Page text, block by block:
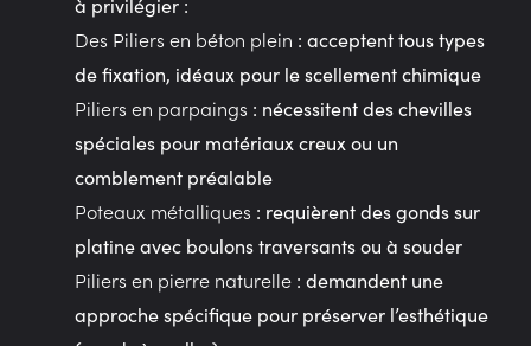
à privilégier :
Des Piliers en béton plein : acceptent tous types
de fixation, idéaux pour le scellement chimique
Piliers en parpaings : nécessitent des chevilles
spéciales pour matériaux creux ou un
comblement préalable
Poteaux métalliques : requièrent des gonds sur
platine avec boulons traversants ou à souder
Piliers en pierre naturelle: demandent une
approche spécifique pour préserver l’esthétique